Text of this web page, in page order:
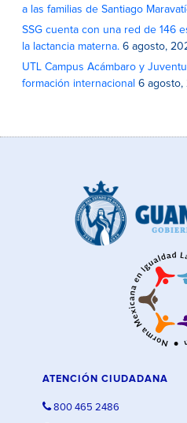
a las familias de Santiago
SSG cuenta con una red de 146
la lactancia materna. 6 agosto,
UTL Campus Acámbaro y
formación internacional 6 agosto,
ATENCIÓN CIUDADANA
800 465 2486